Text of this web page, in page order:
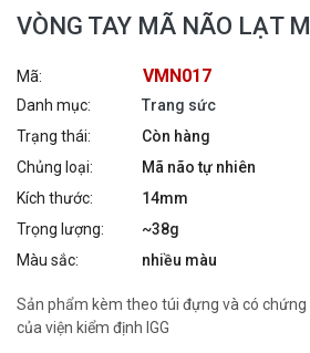
VÒNG TAY MÃ NÃO LẠT
Mã: VMN017
Danh mục:
Trang sức
Trạng thái:
Còn hàng
Chủng loại:
Mã não tự nhiên
Kích thước:
14mm
Trọng lượng:
~38g
Màu sắc:
nhiều màu
Sản phẩm kèm theo túi đựng và có
của viện kiểm định IGG